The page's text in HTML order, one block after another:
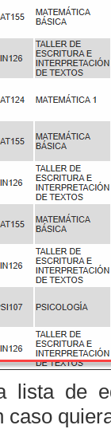
lista de
caso